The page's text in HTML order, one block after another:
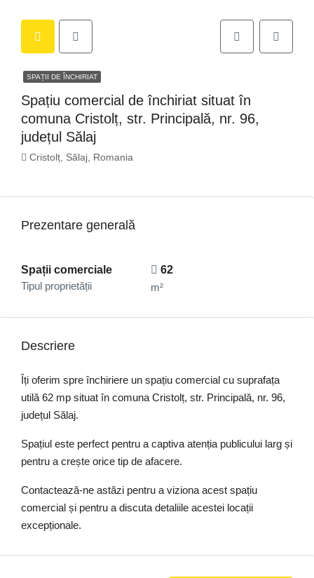
SPAȚII DE ÎNCHIRIAT
Spațiu comercial de închiriat situat în
comuna Cristolț, str. Principală, nr. 96,
județul Sălaj
Cristolț, Sălaj, Romania
Prezentare generală
Spații comerciale
Tipul proprietății
62
m²
Descriere
Îți oferim spre închiriere un spațiu comercial cu suprafața
utilă 62 mp situat în comuna Cristolț, str. Principală, nr. 96,
județul Sălaj.
Spațiul este perfect pentru a captiva atenția publicului larg și
pentru a crește orice tip de afacere.
Contactează-ne astăzi pentru a viziona acest spațiu
comercial și pentru a discuta detaliile acestei locații
excepționale.